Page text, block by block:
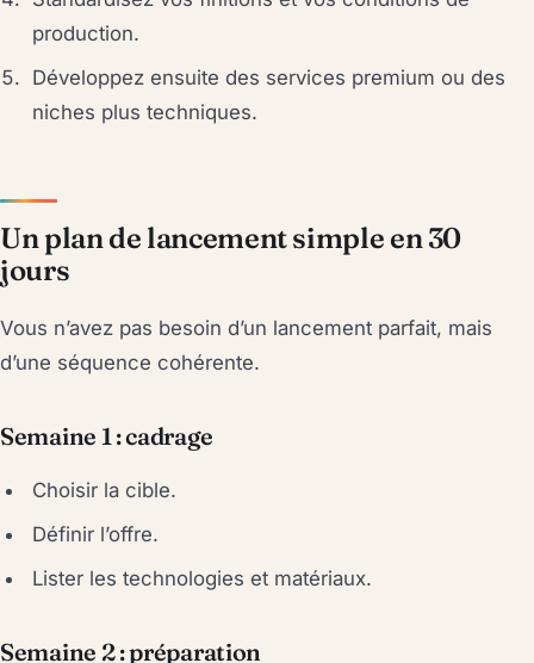
production.
Développez ensuite des services premium ou des
niches plus techniques.
Un plan de lancement simple en 30
jours
Vous n’avez pas besoin d’un lancement parfait, mais
d’une séquence cohérente.
Semaine 1 : cadrage
Choisir la cible.
Définir l’offre.
Lister les technologies et matériaux.
Semaine 2 : préparation